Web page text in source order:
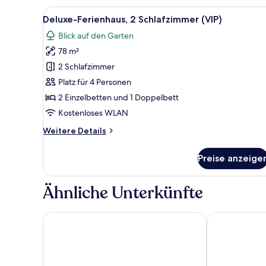
2 Schlafzimmer
Alle
Fotos
für
Deluxe-
Ferienhaus,
2 Schlafzimmer
(VIP)
anzeigen
Ein modernes Wohnzimmer
10
Deluxe-Ferienhaus, 2 Schlafzimmer (VIP)
Blick auf den Garten
78 m²
2 Schlafzimmer
Platz für 4 Personen
2 Einzelbetten und 1 Doppelbett
Kostenloses WLAN
Weitere Details
Weitere
Ferienhaus,
2 Schlafzimmer
(VIP)
Preise
Ähnliche Unterkünfte
Victor's Seehotel Weingärtner Parkhotel